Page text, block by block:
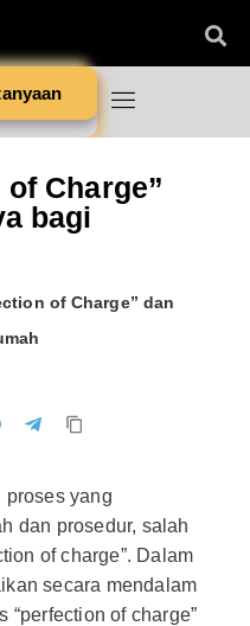
Charge”
bagi
of Charge” dan
proses yang
dan prosedur, salah
of charge”. Dalam
secara mendalam
“perfection of charge”